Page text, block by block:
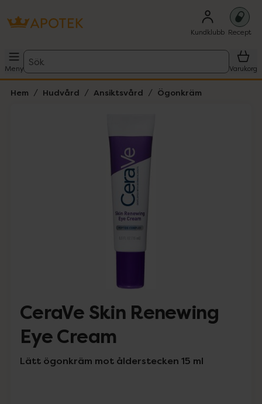
Kundklubb Recept
Meny
Sök
Varukorg
Hem Hudvård Ansiktsvård Ögonkräm
CeraVe Skin Renewing
Eye Cream
Lätt ögonkräm mot ålderstecken 15 ml